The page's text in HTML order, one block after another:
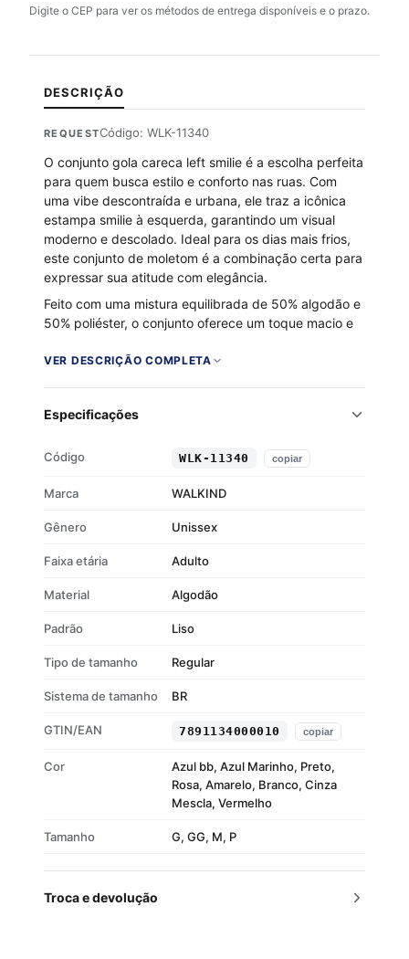
Digite o CEP para ver os métodos de entrega disponíveis e o prazo.
DESCRIÇÃO
REQUESTCódigo: WLK-11340
O conjunto gola careca left smilie é a escolha perfeita
para quem busca estilo e conforto nas ruas. Com
uma vibe descontraída e urbana, ele traz a icônica
estampa smilie à esquerda, garantindo um visual
moderno e descolado. Ideal para os dias mais frios,
este conjunto de moletom é a combinação certa para
expressar sua atitude com elegância.
Feito com uma mistura equilibrada de 50% algodão e
50% poliéster, o conjunto oferece um toque macio e
flanelado proporcionam um aquecimento extra, sem
quem não abre mão do conforto com personalidade.
Tecido 50% algodão e 50% poliéster
Interior flanelado para maior conforto
Malha encorpada que garante durabilidade
VER DESCRIÇÃO COMPLETA
Especificações
Código WLK-11340 copiar
Marca WALKIND
Gênero Unissex
Faixa etária Adulto
Material Algodão
Padrão Liso
Tipo de tamanho Regular
Sistema de tamanho BR
GTIN/EAN 7891134000010 copiar
Cor
Azul bb, Azul Marinho, Preto,
Rosa, Amarelo, Branco, Cinza
Mescla, Vermelho
Tamanho G, GG, M, P
Troca e devolução